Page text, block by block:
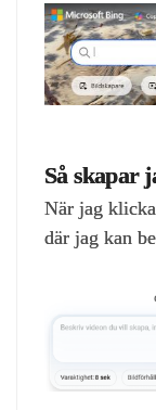
Så skapar
När jag
där jag kan